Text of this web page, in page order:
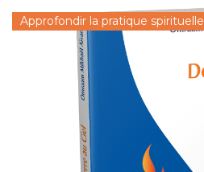
Approfondir la pratique spirituelle